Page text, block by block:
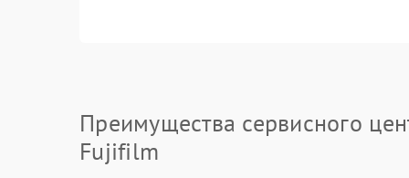
Преимущества сервисного
Fujifilm